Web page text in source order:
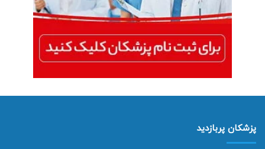
پزشکان پربازدید